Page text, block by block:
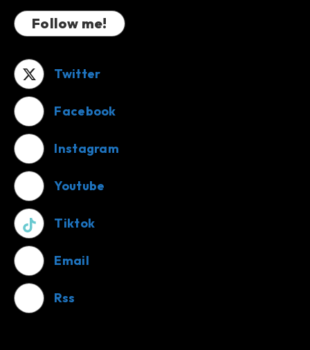
Follow me!
Twitter
Facebook
Instagram
Youtube
Tiktok
Email
Rss